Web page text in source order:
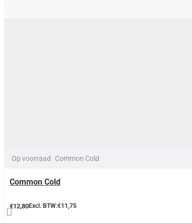
Op voorraad Common Cold
Common Cold
€12,80Excl. BTW:€11,75